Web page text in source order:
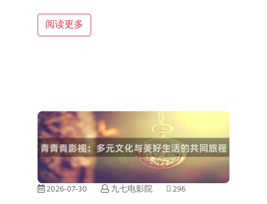
阅读更多
2026-07-30 九七电影院 296